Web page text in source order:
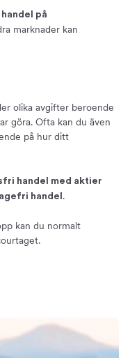
handel på
marknader kan
olika avgifter beroende
göra. Ofta kan du även
på hur ditt
handel med aktier
handel .
kan du normalt